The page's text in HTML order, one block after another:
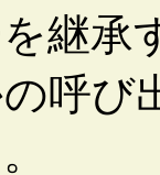
継承
呼び